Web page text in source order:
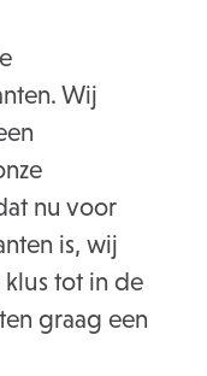
Wij
nu voor
is, wij
tot in de
graag een